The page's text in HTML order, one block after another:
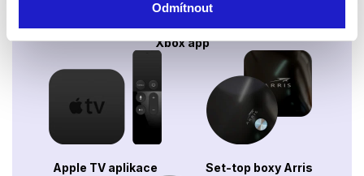
Odmítnout
Xbox app
Apple TV aplikace Set-top boxy Arris